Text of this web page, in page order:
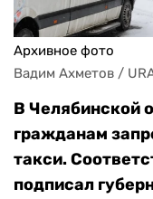
Архивное фото
Вадим Ахметов /
В Челябинской
гражданам
такси.
подписал